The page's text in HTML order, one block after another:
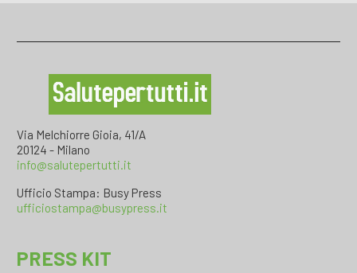
Via Melchiorre Gioia, 41/A
20124 - Milano
info@salutepertutti.it
Ufficio Stampa: Busy Press
ufficiostampa@busypress.it
PRESS KIT